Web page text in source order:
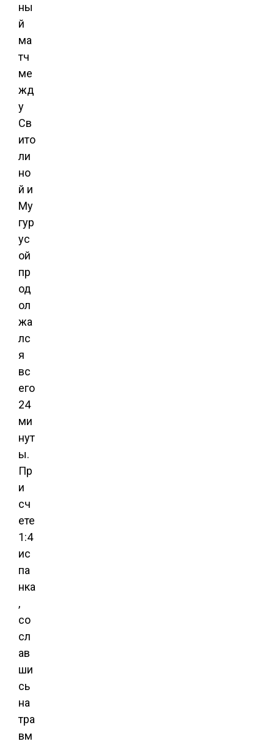
ны
й
ма
тч
ме
жд
у
Св
ито
ли
но
й и
Му
гур
ус
ой
пр
од
ол
жа
лс
я
вс
его
24
ми
нут
ы.
Пр
и
сч
ете
1:4
ис
па
нка
,
со
сл
ав
ши
сь
на
тра
вм